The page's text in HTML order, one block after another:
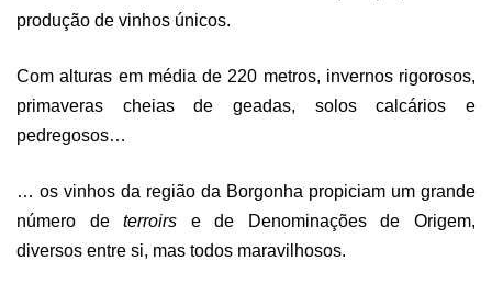
produção de vinhos únicos.
Com alturas em média de 220 metros, invernos rigorosos,
primaveras cheias de geadas, solos calcários e
pedregosos…
… os vinhos da região da Borgonha propiciam um grande
número deterroirs e de Denominações de Origem,
diversos entre si, mas todos maravilhosos.